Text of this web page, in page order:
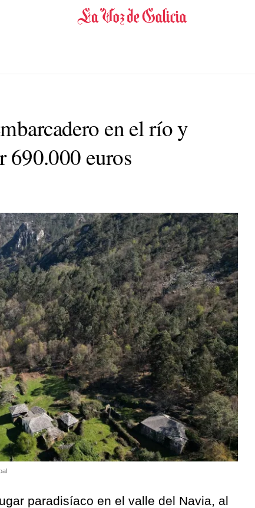
en el río y
690.000 euros
paradisíaco en el valle del Navia, al